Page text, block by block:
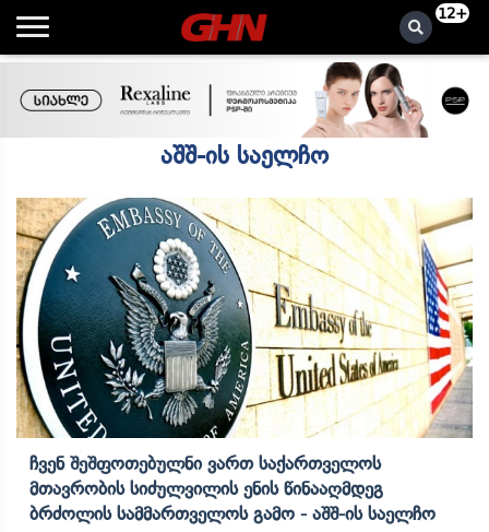
12+
აშშ-ის საელჩო
Ჩვენ Შეშფოთებულნი Ვართ Საქართველოს
Მთავრობის Სიძულვილის Ენის Წინააღმდეგ
Ბრძოლის Სამმართველოს Გამო - Აშშ-Ის Საელჩო